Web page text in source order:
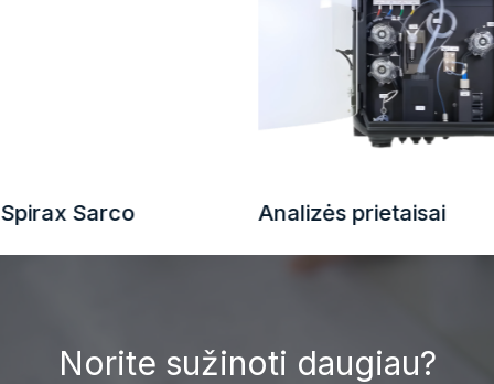
Spirax Sarco Analizės prietaisai
Norite sužinoti daugiau?